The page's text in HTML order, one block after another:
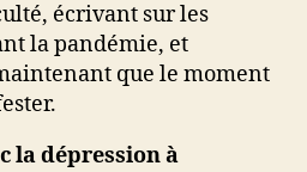
écrivant sur les
la pandémie, et
que le moment
la dépression à